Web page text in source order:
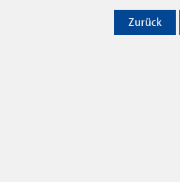
Zurück